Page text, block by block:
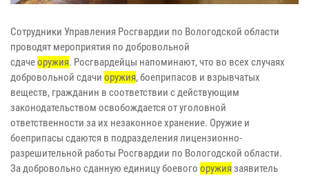
Сотрудники Управления Росгвардии по Вологодской области
проводят мероприятия по добровольной
сдачеоружия. Росгвардейцы напоминают, что во всех случаях
добровольной сдачи оружия, боеприпасов и взрывчатых
веществ, гражданин в соответствии с действующим
законодательством освобождается от уголовной
ответственности за их незаконное хранение. Оружие и
боеприпасы сдаются в подразделения лицензионно-
разрешительной работы Росгвардии по Вологодской области.
За добровольно сданную единицу боевого оружия заявитель